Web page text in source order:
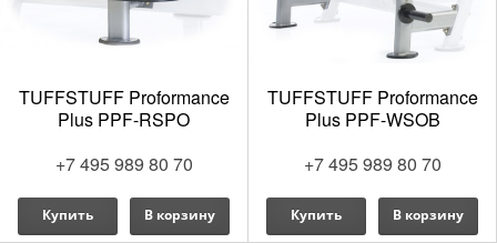
TUFFSTUFF Proformance
Plus PPF-RSPO
+7 495 989 80 70
Купить В корзину
TUFFSTUFF Proformance
Plus PPF-WSOB
+7 495 989 80 70
Купить В корзину